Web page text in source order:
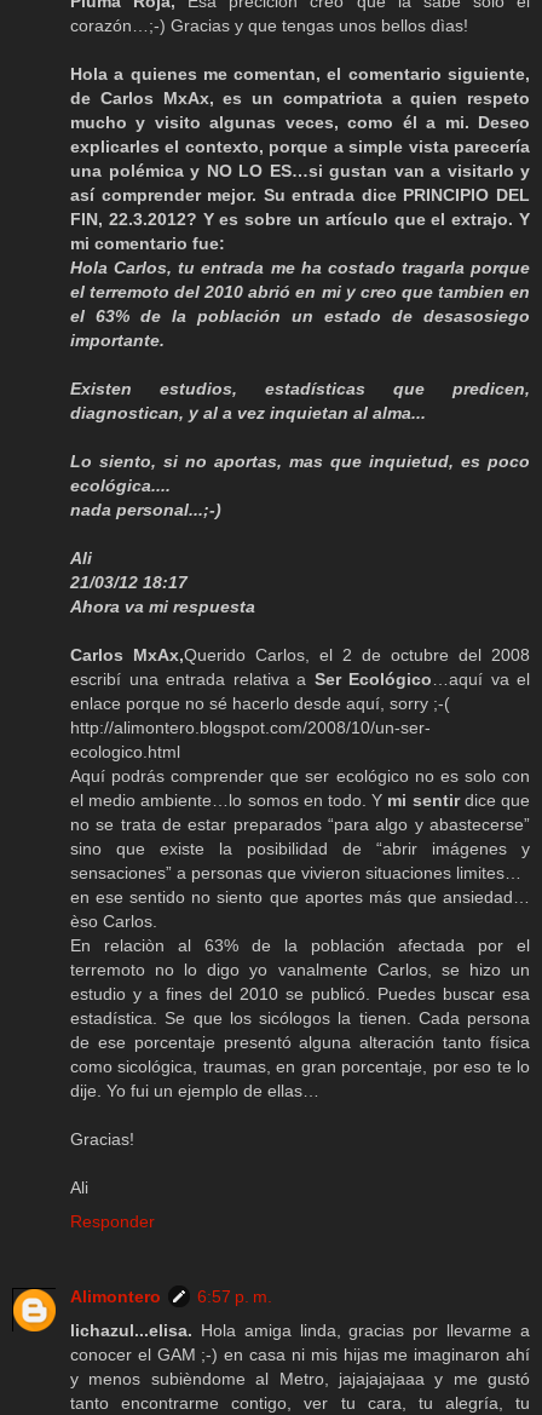
corazón…;-) Gracias y que tengas unos bellos dìas!
Hola a quienes me comentan, el comentario siguiente,
de Carlos MxAx, es un compatriota a quien respeto
mucho y visito algunas veces, como él a mi. Deseo
explicarles el contexto, porque a simple vista parecería
una polémica y NO LO ES…si gustan van a visitarlo y
así comprender mejor. Su entrada dice PRINCIPIO DEL
FIN, 22.3.2012? Y es sobre un artículo que el extrajo. Y
mi comentario fue:
Hola Carlos, tu entrada me ha costado tragarla porque
el terremoto del 2010 abrió en mi y creo que tambien en
el 63% de la población un estado de desasosiego
importante.
Existen estudios, estadísticas que predicen,
diagnostican, y al a vez inquietan al alma...
Lo siento, si no aportas, mas que inquietud, es poco
ecológica....
nada personal...;-)
Ali
21/03/12 18:17
Ahora va mi respuesta
Carlos MxAx,Querido Carlos, el 2 de octubre del 2008
escribí una entrada relativa a Ser Ecológico …aquí va el
enlace porque no sé hacerlo desde aquí, sorry ;-(
http://alimontero.blogspot.com/2008/10/un-ser-
ecologico.html
Aquí podrás comprender que ser ecológico no es solo con
el medio ambiente…lo somos en todo. Y mi sentirdice que
no se trata de estar preparados “para algo y abastecerse”
sino que existe la posibilidad de “abrir imágenes y
sensaciones” a personas que vivieron situaciones limites…
en ese sentido no siento que aportes más que ansiedad…
èso Carlos.
En relaciòn al 63% de la población afectada por el
terremoto no lo digo yo vanalmente Carlos, se hizo un
estudio y a fines del 2010 se publicó. Puedes buscar esa
estadística. Se que los sicólogos la tienen. Cada persona
de ese porcentaje presentó alguna alteración tanto física
como sicológica, traumas, en gran porcentaje, por eso te lo
dije. Yo fui un ejemplo de ellas…
Gracias!
Ali
Responder
Alimontero
6:57 p. m.
lichazul...elisa. Hola amiga linda, gracias por llevarme a
conocer el GAM ;-) en casa ni mis hijas me imaginaron ahí
y menos subièndome al Metro, jajajajajaaa y me gustó
tanto encontrarme contigo, ver tu cara, tu alegría, tu